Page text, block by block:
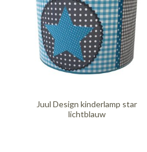
Juul Design kinderlamp star
lichtblauw